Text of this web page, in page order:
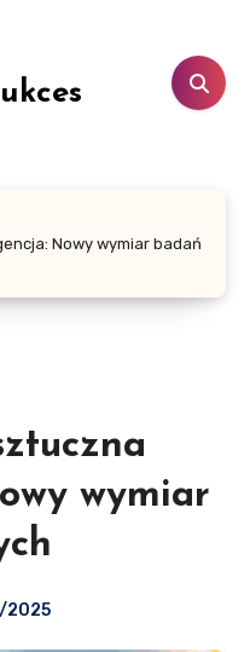
Nowy wymiar badań
wymiar
2025